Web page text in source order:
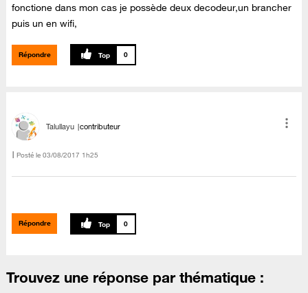
fonctione dans mon cas je possède deux decodeur,un brancher
puis un en wifi,
Répondre 0
Talullayu contributeur
Posté le ‎03/08/2017 1h25
Répondre 0
Trouvez une réponse par thématique :